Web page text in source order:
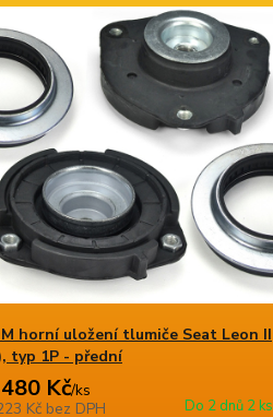
horní uložení tlumiče Seat Leon II
typ 1P - přední
Kč/ks
Kč bez DPH Do 2 dnů 2 ks